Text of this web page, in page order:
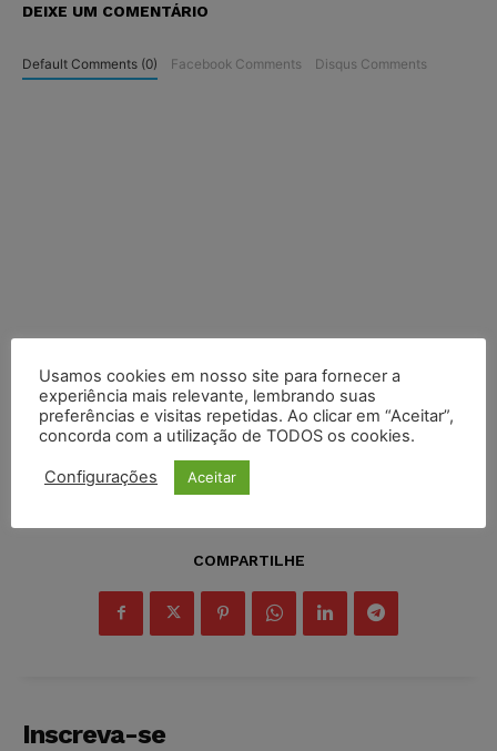
DEIXE UM COMENTÁRIO
Default Comments (0) Facebook Comments Disqus Comments
COMPARTILHE
Inscreva-se
Usamos cookies em nosso site para fornecer a
experiência mais relevante, lembrando suas
preferências e visitas repetidas. Ao clicar em “Aceitar”,
concorda com a utilização de TODOS os cookies.
Configurações Aceitar